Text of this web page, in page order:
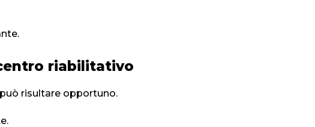
riabilitativo
risultare opportuno.